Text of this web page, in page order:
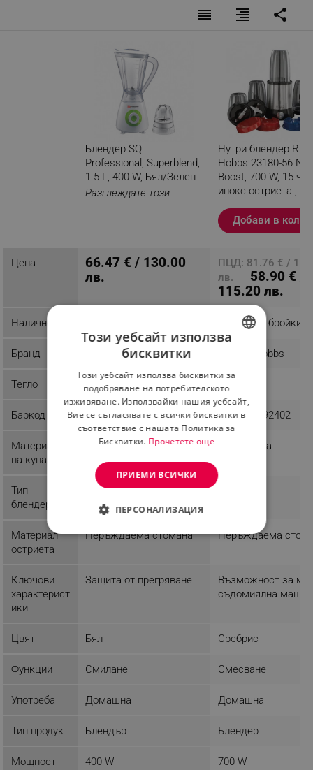
reorder format_align_right share
Блендер SQ
Professional, Superblend,
1.5 L, 400 W, Бял/Зелен
Разглеждате този
Нутри блендер
Hobbs 23180-56
Boost, 700 W, 15
инокс остриета ,
Добави в
Цена
66.47 € / 130.00
лв.
ПЦД: 81.76 € /
лв.
58.90 € /
115.20 лв.
Наличност Последни бройки
Бранд Russell Hobbs
Тегло 3 kg 3.61 kg
Баркод 5055490611453 4008496892402
Материал
на купата
Пластмаса Пластмаса
Тип
блендер
Стоящ
Материал
остриета
Неръждаема стомана Неръждаема
Ключови
характерист
ики
Защита от прегряване
Възможност за
съдомиялна
Цвят Бял Сребрист
Функции Смилане Смесване
Употреба Домашна Домашна
Тип продукт Блендър Блендер
Мощност 400 W 700 W
Този уебсайт използва
бисквитки
Този уебсайт използва бисквитки за
подобряване на потребителското
изживяване. Използвайки нашия уебсайт,
Вие се съгласявате с всички бисквитки в
съответствие с нашата Политика за
Бисквитки. Прочетете още
ПРИЕМИ ВСИЧКИ
ПЕРСОНАЛИЗАЦИЯ
СТРОГО НЕОБХОДИМО
Таргетиране
Функционалност